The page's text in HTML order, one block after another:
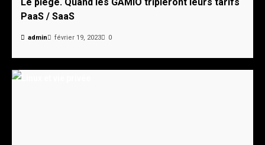
PaaS / SaaS
admin février 19, 2023 0